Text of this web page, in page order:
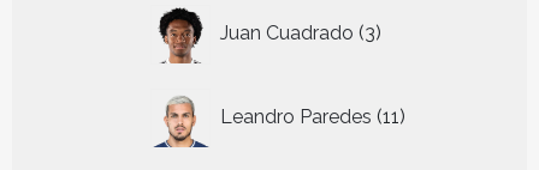
Juan Cuadrado 3
producten
Leandro Paredes 11
producten